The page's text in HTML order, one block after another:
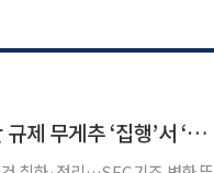
SEC, 저스틴 선 소송 3년 만에 합의…가상자산 규제 무게추 ‘집행’서 ‘입법’으로